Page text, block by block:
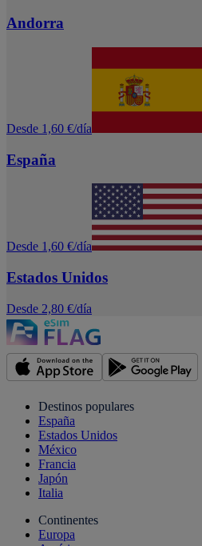
Andorra
Desde 1,60 €/día
España
Desde 1,60 €/día
Estados Unidos
Desde 2,80 €/día
Destinos populares
España
Estados Unidos
México
Francia
Japón
Italia
Continentes
Europa